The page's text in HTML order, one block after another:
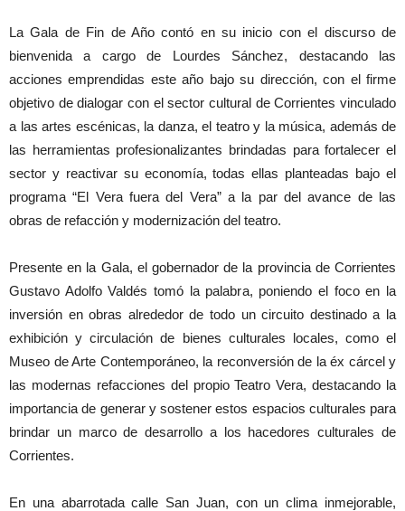
La Gala de Fin de Año contó en su inicio con el discurso de
bienvenida a cargo de Lourdes Sánchez, destacando las
acciones emprendidas este año bajo su dirección, con el firme
objetivo de dialogar con el sector cultural de Corrientes vinculado
a las artes escénicas, la danza, el teatro y la música, además de
las herramientas profesionalizantes brindadas para fortalecer el
sector y reactivar su economía, todas ellas planteadas bajo el
programa “El Vera fuera del Vera” a la par del avance de las
obras de refacción y modernización del teatro.
Presente en la Gala, el gobernador de la provincia de Corrientes
Gustavo Adolfo Valdés tomó la palabra, poniendo el foco en la
inversión en obras alrededor de todo un circuito destinado a la
exhibición y circulación de bienes culturales locales, como el
Museo de Arte Contemporáneo, la reconversión de la éx cárcel y
las modernas refacciones del propio Teatro Vera, destacando la
importancia de generar y sostener estos espacios culturales para
brindar un marco de desarrollo a los hacedores culturales de
Corrientes.
En una abarrotada calle San Juan, con un clima inmejorable,